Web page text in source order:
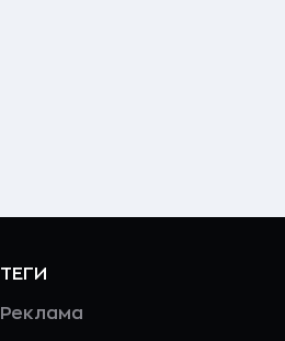
ТЕГИ
Реклама